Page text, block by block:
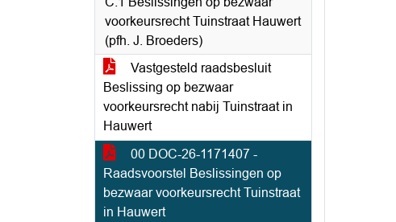
voorkeursrecht Tuinstraat Hauwert
(pfh. J. Broeders)
Vastgesteld raadsbesluit
Beslissing op bezwaar
voorkeursrecht nabij Tuinstraat in
Hauwert
00 DOC-26-1171407 -
Raadsvoorstel Beslissingen op
bezwaar voorkeursrecht Tuinstraat
in Hauwert